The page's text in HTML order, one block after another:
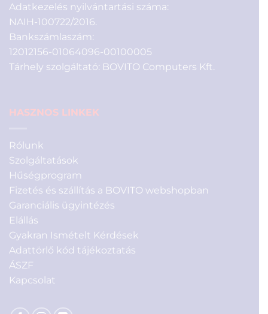
Adatkezelés nyilvántartási száma:
NAIH-100722/2016.
Bankszámlaszám:
12012156-01064096-00100005
Tárhely szolgáltató: BOVITO Computers Kft.
HASZNOS LINKEK
Rólunk
Szolgáltatások
Hűségprogram
Fizetés és szállítás a BOVITO webshopban
Garanciális ügyintézés
Elállás
Gyakran Ismételt Kérdések
Adattörlő kód tájékoztatás
ÁSZF
Kapcsolat